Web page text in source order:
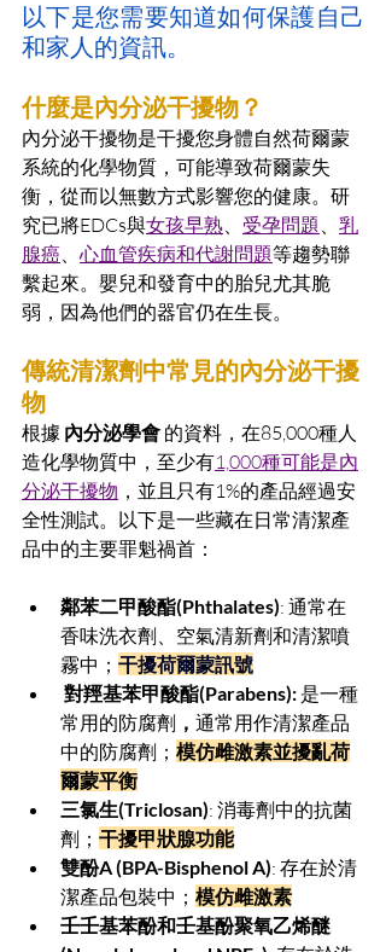
以下是您需要知道如何保護自己
和家人的資訊。
什麼是內分泌干擾物？
內分泌干擾物是干擾您身體自然荷爾蒙
系統的化學物質，可能導致荷爾蒙失
衡，從而以無數方式影響您的健康。研
究已將EDCs與女孩早熟、 受孕問題、 乳
腺癌、 心血管疾病和代謝問題等趨勢聯
繫起來。嬰兒和發育中的胎兒尤其脆
弱，因為他們的器官仍在生長。
傳統清潔劑中常見的內分泌干擾
物
根據 內分泌學會 的資料，在85,000種人
造化學物質中，至少有1,000種可能是內
分泌干擾物 ，並且只有1%的產品經過安
全性測試。以下是一些藏在日常清潔產
品中的主要罪魁禍首：
鄰苯二甲酸酯(Phthalates): 通常在
香味洗衣劑、空氣清新劑和清潔噴
霧中； 干擾荷爾蒙訊號
對羥基苯甲酸酯(Parabens): 是一種
常用的防腐劑 ， 通常用作清潔產品
中的防腐劑； 模仿雌激素並擾亂荷
爾蒙平衡
三氯生(Triclosan): 消毒劑中的抗菌
劑； 干擾甲狀腺功能
雙酚A (BPA-Bisphenol A): 存在於清
潔產品包裝中； 模仿雌激素
壬壬基苯酚和壬基酚聚氧乙烯醚